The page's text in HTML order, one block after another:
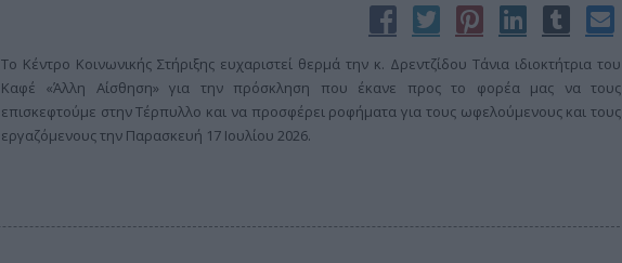
Το Κέντρο Κοινωνικής Στήριξης ευχαριστεί θερμά την κ. Δρεντζίδου Τάνια ιδιοκτήτρια του
Καφέ «Άλλη Αίσθηση» για την πρόσκληση που έκανε προς το φορέα μας να τους
επισκεφτούμε στην Τέρπυλλο και να προσφέρει ροφήματα για τους ωφελούμενους και τους
εργαζόμενους την Παρασκευή 17 Ιουλίου 2026.